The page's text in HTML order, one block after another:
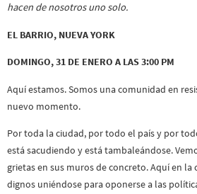
hacen de nosotros uno solo.
EL BARRIO, NUEVA YORK
DOMINGO, 31 DE ENERO A LAS 3:00 PM
Aquí estamos. Somos una comunidad en
nuevo momento.
Por toda la ciudad, por todo el país y por
está sacudiendo y está tambaleándose.
grietas en sus muros de concreto. Aquí en
dignos uniéndose para oponerse a las